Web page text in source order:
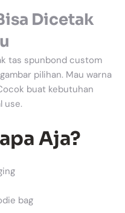
Dicetak
tas spunbond custom
pilihan. Mau warna
buat kebutuhan
use.
Aja?
bag